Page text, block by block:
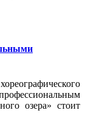
озера» стоит